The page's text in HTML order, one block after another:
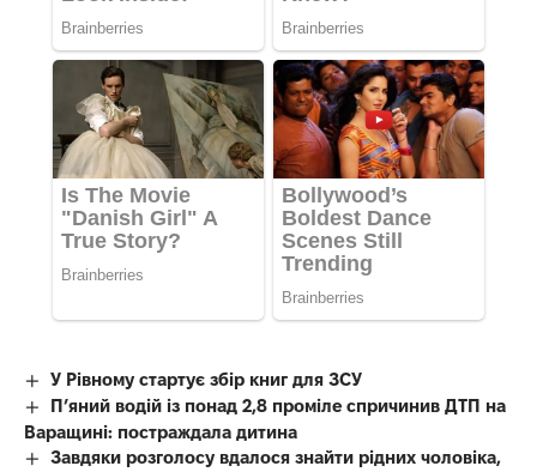
У Рівному стартує збір книг для ЗСУ
П’яний водій із понад 2,8 проміле спричинив ДТП на
Варащині: постраждала дитина
Завдяки розголосу вдалося знайти рідних чоловіка,